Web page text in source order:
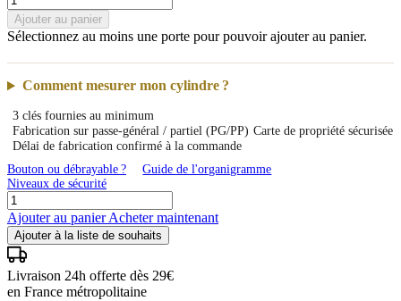
Ajouter au panier
Sélectionnez au moins une porte pour pouvoir ajouter au panier.
Comment mesurer mon cylindre ?
3 clés fournies au minimum
Fabrication sur passe-général / partiel (PG/PP) Carte de propriété sécurisée
Délai de fabrication confirmé à la commande
Bouton ou débrayable ?
Guide de l'organigramme
Niveaux de sécurité
Ajouter au panierAcheter maintenant
Ajouter à la liste de souhaits
Livraison 24h offerte dès 29€
en France métropolitaine